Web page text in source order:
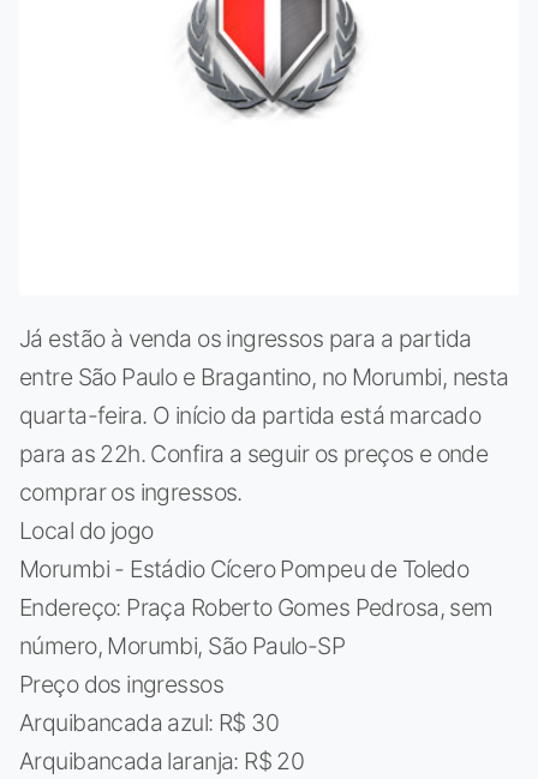
Já estão à venda os ingressos para a partida
entre São Paulo e Bragantino, no Morumbi, nesta
quarta-feira. O início da partida está marcado
para as 22h. Confira a seguir os preços e onde
comprar os ingressos.
Local do jogo
Morumbi - Estádio Cícero Pompeu de Toledo
Endereço: Praça Roberto Gomes Pedrosa, sem
número, Morumbi, São Paulo-SP
Preço dos ingressos
Arquibancada azul: R$ 30
Arquibancada laranja: R$ 20